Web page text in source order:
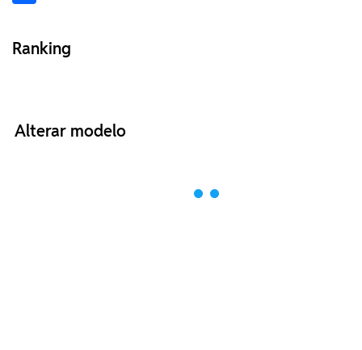
Ranking
Alterar modelo